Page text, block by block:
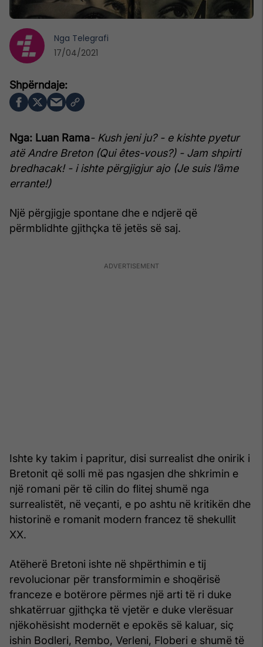
Nga: Luan Rama- Kush jeni ju? - e kishte pyetur
atë Andre Breton (Qui êtes-vous?) - Jam shpirti
bredhacak! - i ishte përgjigjur ajo (Je suis l’âme
errante!)
Një përgjigje spontane dhe e ndjerë që
përmblidhte gjithçka të jetës së saj.
Ishte ky takim i papritur, disi surrealist dhe onirik i
Bretonit që solli më pas ngasjen dhe shkrimin e
një romani për të cilin do flitej shumë nga
surrealistët, në veçanti, e po ashtu në kritikën dhe
historinë e romanit modern francez të shekullit
XX.
Atëherë Bretoni ishte në shpërthimin e tij
revolucionar për transformimin e shoqërisë
franceze e botërore përmes një arti të ri duke
shkatërruar gjithçka të vjetër e duke vlerësuar
njëkohësisht modernët e epokës së kaluar, siç
ishin Bodleri, Rembo, Verleni, Floberi e shumë të
Nga Telegrafi
17/04/2021